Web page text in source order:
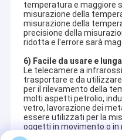
temperatura e maggiore
misurazione della
misurazione della
precisione della
ridotta e l'errore sarà
6) Facile da usare e
Le telecamere a
trasportare e da
per il rilevamento della
molti aspetti.petrolio,
vetro, lavorazione dei
essere utilizzati per la
oggetti in movimento o in